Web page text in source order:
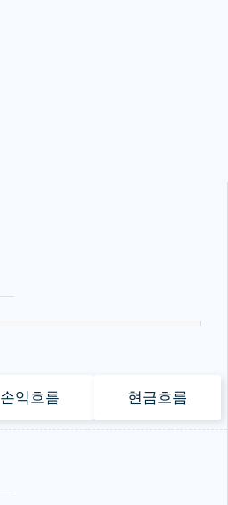
손익흐름 현금흐름